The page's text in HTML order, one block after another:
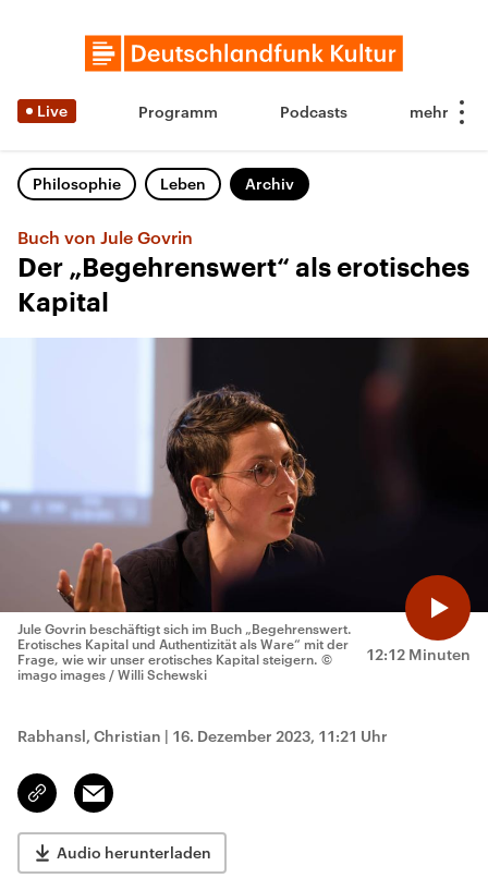
Live Programm Podcasts
Philosophie Leben Archiv
Buch von Jule Govrin
Der „Begehrenswert“ als erotisches
Kapital
12:12 Minuten
Jule Govrin beschäftigt sich im Buch „Begehrenswert.
Erotisches Kapital und Authentizität als Ware“ mit der
Frage, wie wir unser erotisches Kapital steigern. ©
imago images / Willi Schewski
Rabhansl, Christian | 16. Dezember 2023, 11:21 Uhr
Link
kopieren/teilen
Email
Audio herunterladen